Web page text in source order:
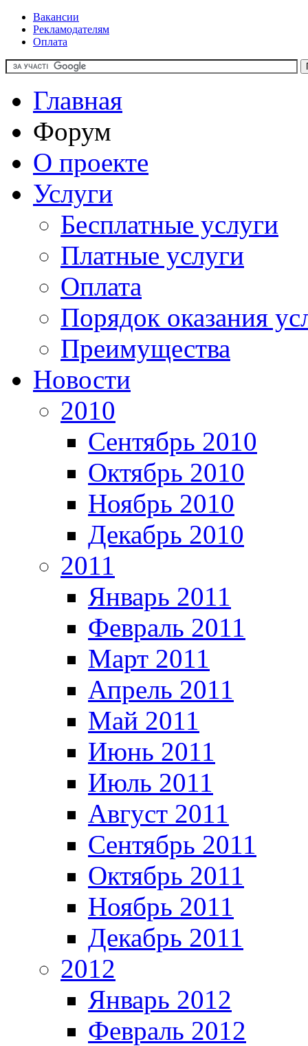
Вакансии
Рекламодателям
Оплата
Главная
Форум
О проекте
Услуги
Бесплатные услуги
Платные услуги
Оплата
Порядок оказания
Преимущества
Новости
2010
Сентябрь 2010
Октябрь 2010
Ноябрь 2010
Декабрь 2010
2011
Январь 2011
Февраль 2011
Март 2011
Апрель 2011
Май 2011
Июнь 2011
Июль 2011
Август 2011
Сентябрь 2011
Октябрь 2011
Ноябрь 2011
Декабрь 2011
2012
Январь 2012
Февраль 2012